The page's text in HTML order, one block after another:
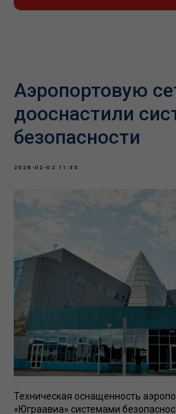
Аэропортовую
дооснастили
безопасности
2026-02-02 11:35
Техническая оснащенность
«Юграавиа» системами